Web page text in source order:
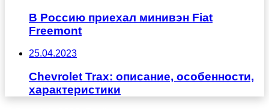
В Россию приехал минивэн Fiat
Freemont
25.04.2023
Chevrolet Trax: описание, особенности,
характеристики